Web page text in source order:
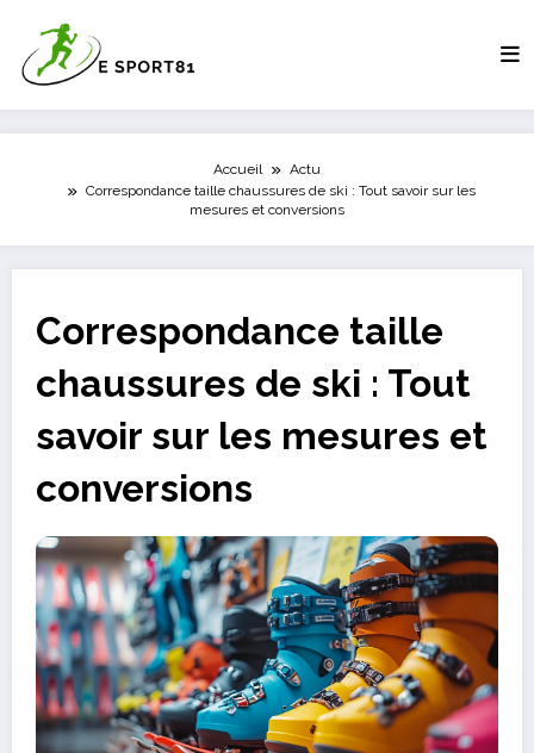
contenu
Accueil
Actu
Correspondance taille chaussures de ski : Tout savoir sur les
mesures et conversions
Correspondance taille
chaussures de ski : Tout
savoir sur les mesures et
conversions